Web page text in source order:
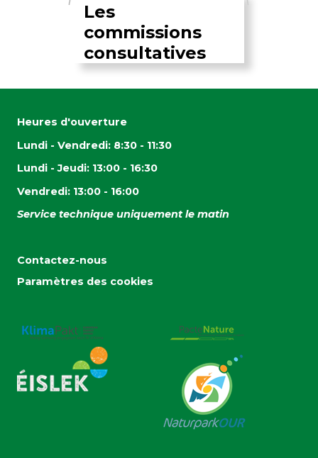
Les
commissions
consultatives
Heures d'ouverture
Lundi - Vendredi: 8:30 - 11:30
Lundi - Jeudi: 13:00 - 16:30
Vendredi: 13:00 - 16:00
Service technique uniquement le matin
Contactez-nous
Paramètres des cookies